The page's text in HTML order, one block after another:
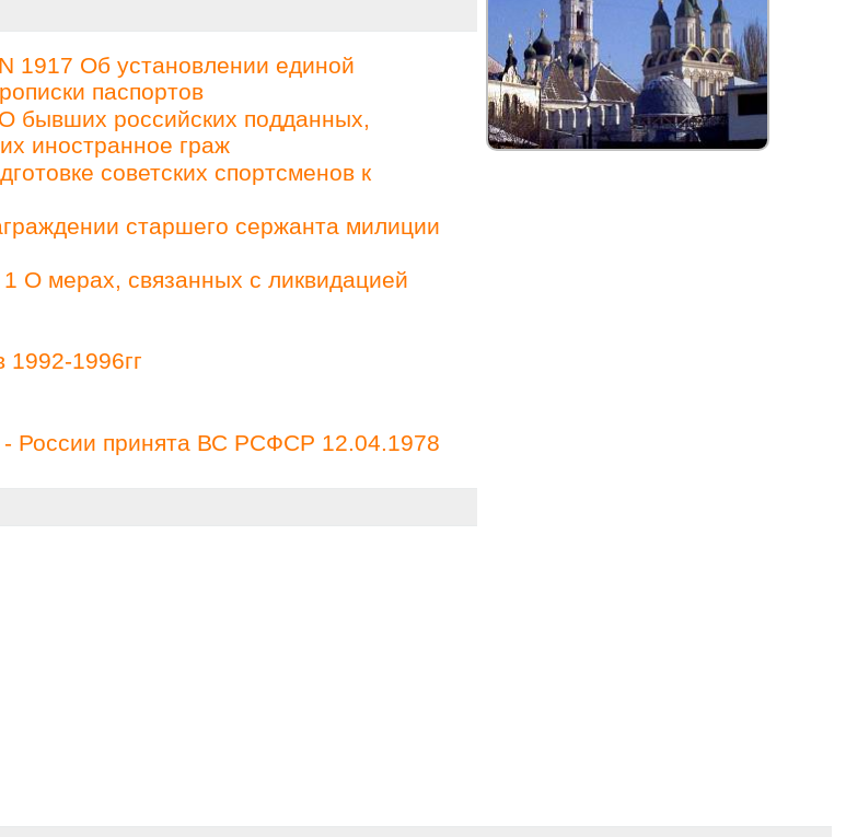
Об установлении единой
паспортов
российских подданных,
иностранное граж
советских спортсменов к
старшего сержанта милиции
О мерах, связанных с ликвидацией
1996гг
- России принята ВС РСФСР 12.04.1978